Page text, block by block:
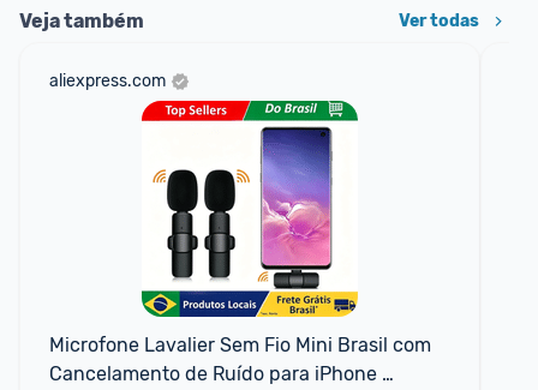
Veja também Ver todas
aliexpress.com
Microfone Lavalier Sem Fio Mini Brasil com
Cancelamento de Ruído para iPhone